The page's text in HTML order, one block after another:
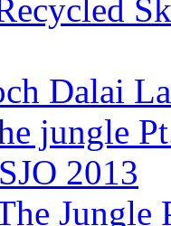
Dalai
jungle
2013
Jungle